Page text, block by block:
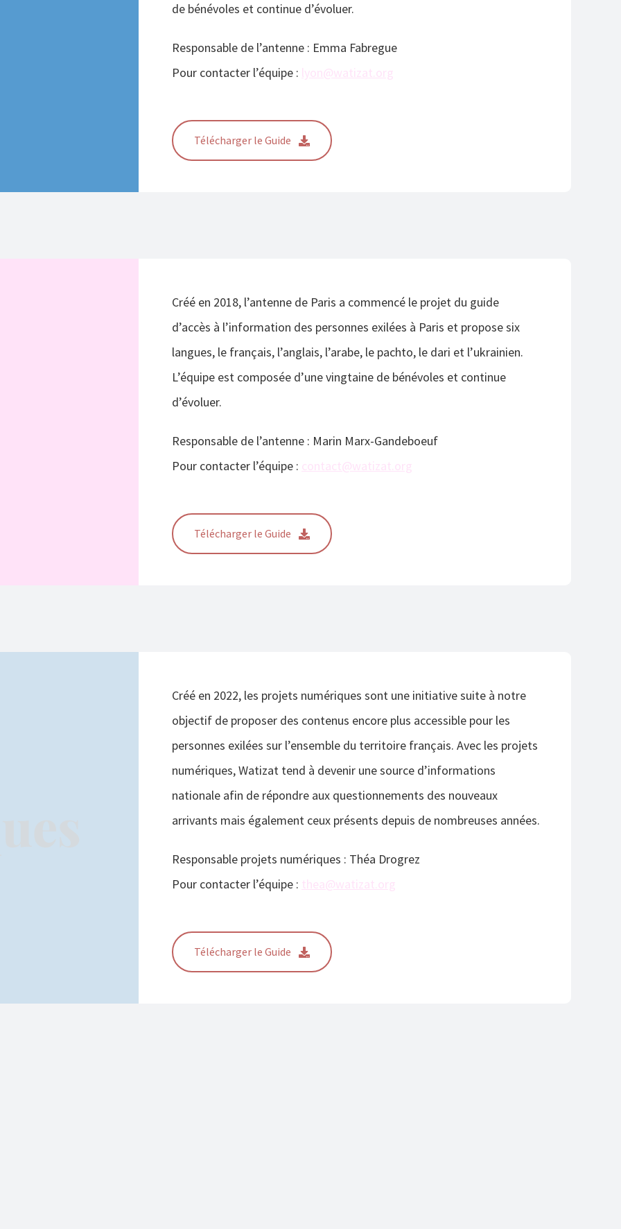
de bénévoles et continue d’évoluer.
Responsable de l’antenne : Emma Fabregue
Pour contacter l’équipe : lyon@watizat.org
Télécharger le Guide
Créé en 2018, l’antenne de Paris a commencé le projet du guide
d’accès à l’information des personnes exilées à Paris et propose six
langues, le français, l’anglais, l’arabe, le pachto, le dari et l’ukrainien.
L’équipe est composée d’une vingtaine de bénévoles et continue
d’évoluer.
Responsable de l’antenne : Marin Marx-Gandeboeuf
Pour contacter l’équipe : contact@watizat.org
Télécharger le Guide
Créé en 2022, les projets numériques sont une initiative suite à notre
objectif de proposer des contenus encore plus accessible pour les
personnes exilées sur l’ensemble du territoire français. Avec les projets
numériques, Watizat tend à devenir une source d’informations
nationale afin de répondre aux questionnements des nouveaux
arrivants mais également ceux présents depuis de nombreuses années.
Responsable projets numériques : Théa Drogrez
Pour contacter l’équipe : thea@watizat.org
Télécharger le Guide